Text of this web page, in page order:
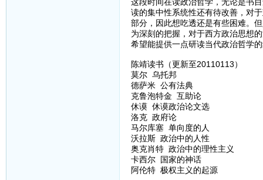
这段时间在读政治哲学，无论是书
读的集中性系统性还有待改善，对
部分，因此想吃透还是有些困难。
为深刻的把握，对于西方政治思想
希望能提供一点研读当代政治哲学
陈靖读书（更新至20110113）
莫尔 乌托邦
德萨米 公有法典
克鲁泡特金 互助论
休谟 休谟政治论文选
洛克 政府论
马尔库塞 单向度的人
沃拉斯 政治中的人性
奥克肖特 政治中的理性主义
卡西尔 国家的神话
阿伦特 极权主义的起源